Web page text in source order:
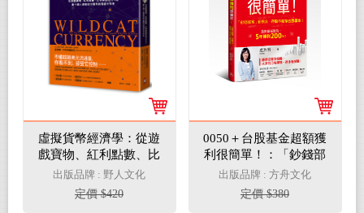
虛擬貨幣經濟學：從遊
戲寶物、紅利點數、比
特幣到支付Pay，數十
億人都能從中獲利的淘
金大未來[三版]
出版品牌 : 野人文化
定價 $420
0050＋台股基金超額獲
利很簡單！：「鈔錢部
署」新概念，存股不如
存台股基金！
出版品牌 : 方舟文化
定價 $380